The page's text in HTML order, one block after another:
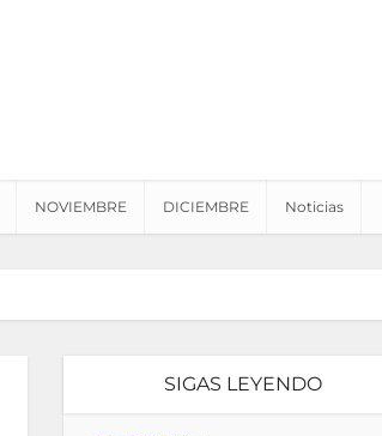
NOVIEMBRE DICIEMBRE Noticias
SIGAS LEYENDO